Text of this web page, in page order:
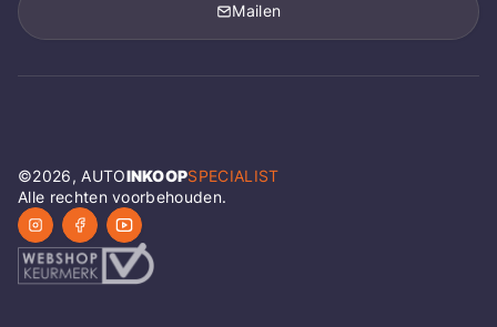
Mailen
©2026, AUTOINKOOPSPECIALIST
Alle rechten voorbehouden.